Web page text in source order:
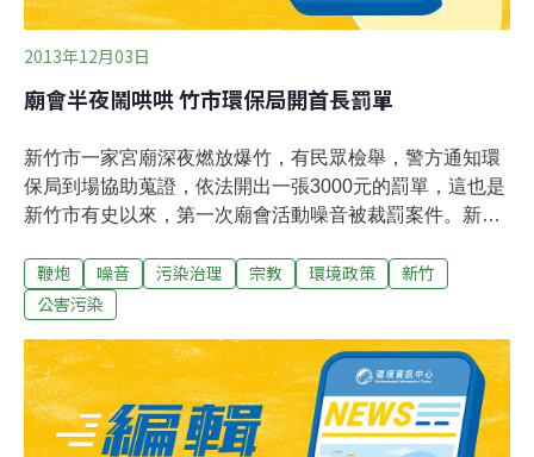
2013年12月03日
廟會半夜鬧哄哄 竹市環保局開首長罰單
新竹市一家宮廟深夜燃放爆竹，有民眾檢舉，警方通知環
保局到場協助蒐證，依法開出一張3000元的罰單，這也是
新竹市有史以來，第一次廟會活動噪音被裁罰案件。新竹
點以後，由於煙火爆竹聲響過大，引發民眾抱怨，警方勸
阻沒有立即改善，於是轉請環保局協助。環保局稽查人員
情形依然故我，環保局於是依噪音管制法，開出一張3000
元的罰單，這也是新竹市廟會活動第一次被裁罰案件。環
保局強調，依「噪音管制法」公告內容，各類噪音管制區
內，晚間10點到第二天清晨6點，不得燃放爆竹及煙火，
鞭炮 噪音 污染治理 宗教 環境政策
新竹
公害污染